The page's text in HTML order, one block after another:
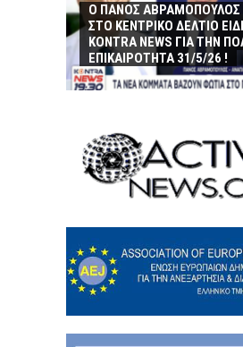
Ο ΠΑΝΟΣ ΑΒΡΑΜΟΠΟΥΛΟΣ
ΣΤΟ ΚΕΝΤΡΙΚΟ ΔΕΛΤΙΟ
KONTRA NEWS ΓΙΑ ΤΗΝ
ΕΠΙΚΑΙΡΟΤΗΤΑ 31/5/26 !